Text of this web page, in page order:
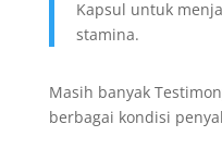
Kapsul untuk
stamina.
Masih banyak
berbagai kondisi